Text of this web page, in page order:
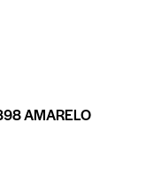
AMARELO